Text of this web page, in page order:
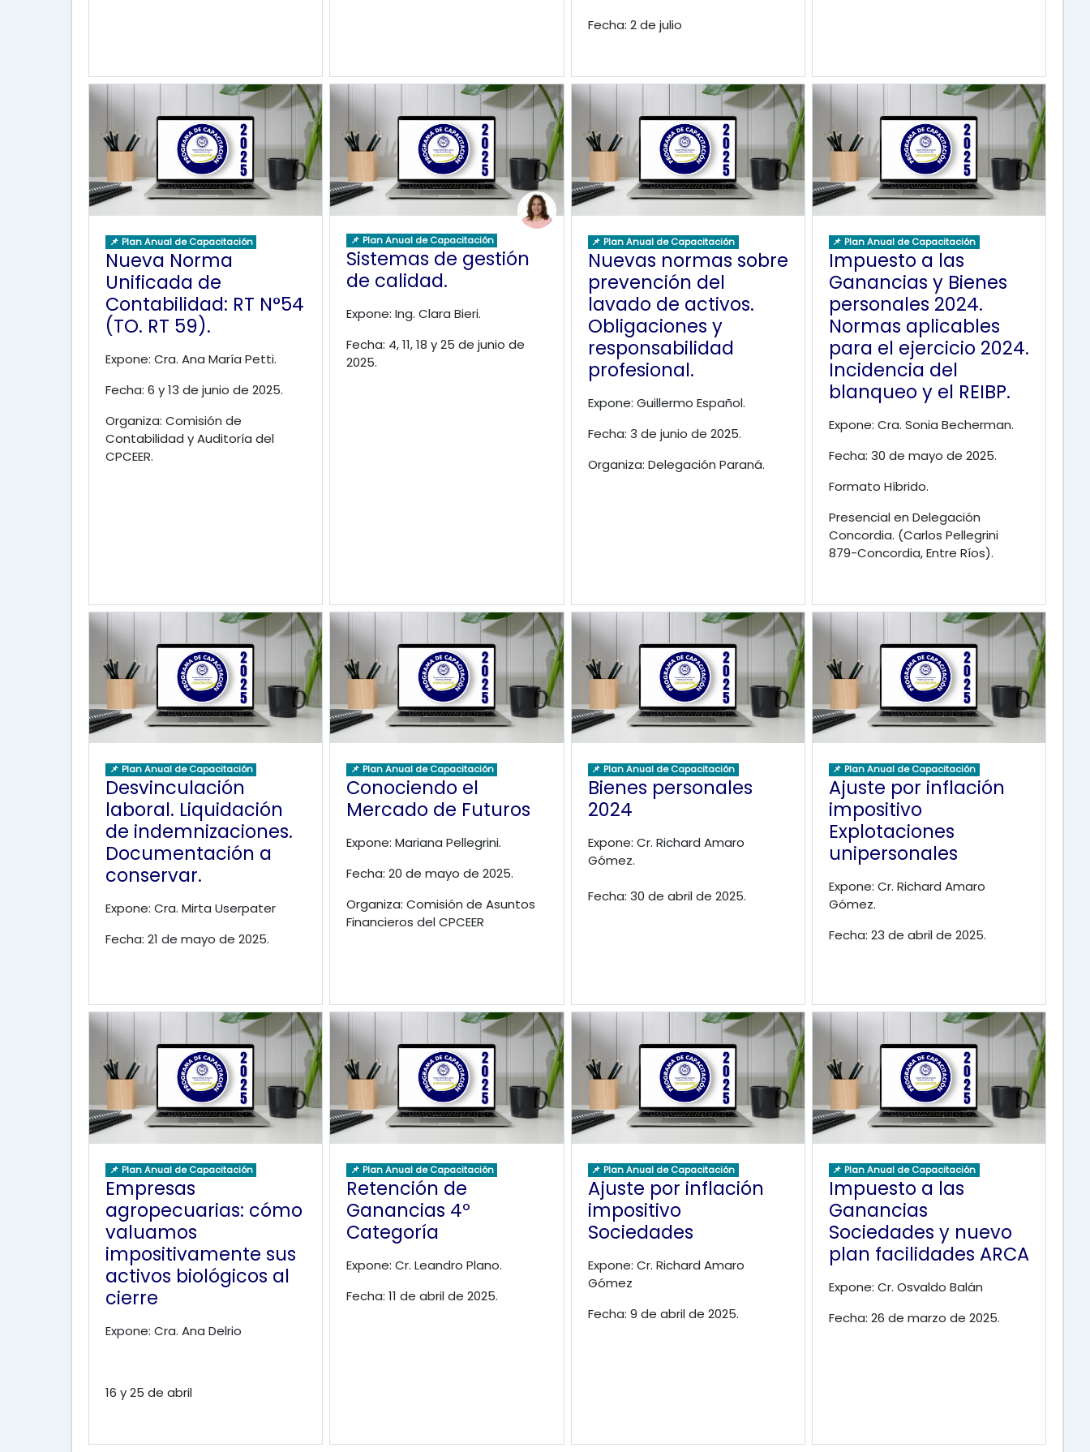
Fecha: 2 de julio
📌 Plan Anual de Capacitación
Nueva Norma
Unificada de
Contabilidad: RT N°54
(TO. RT 59).
Expone: Cra. Ana María Petti.
Fecha: 6 y 13 de junio de 2025.
Organiza: Comisión de
Contabilidad y Auditoría del
CPCEER.
📌 Plan Anual de Capacitación
Sistemas de gestión
de calidad.
Expone: Ing. Clara Bieri.
Fecha: 4, 11, 18 y 25 de junio de
2025.
📌 Plan Anual de Capacitación
Nuevas normas sobre
prevención del
lavado de activos.
Obligaciones y
responsabilidad
profesional.
Expone: Guillermo Español.
Fecha: 3 de junio de 2025.
Organiza: Delegación Paraná.
📌 Plan Anual de Capacitación
Impuesto a las
Ganancias y Bienes
personales 2024.
Normas aplicables
para el ejercicio 2024.
Incidencia del
blanqueo y el REIBP.
Expone: Cra. Sonia Becherman.
Fecha: 30 de mayo de 2025.
Formato Híbrido.
Presencial en Delegación
Concordia. (Carlos Pellegrini
879-Concordia, Entre Ríos).
📌 Plan Anual de Capacitación
Desvinculación
laboral. Liquidación
de indemnizaciones.
Documentación a
conservar.
Expone: Cra. Mirta Userpater
Fecha: 21 de mayo de 2025.
📌 Plan Anual de Capacitación
Conociendo el
Mercado de Futuros
Expone: Mariana Pellegrini.
Fecha: 20 de mayo de 2025.
Organiza: Comisión de Asuntos
Financieros del CPCEER
📌 Plan Anual de Capacitación
Bienes personales
2024
Expone: Cr. Richard Amaro
Gómez.
Fecha: 30 de abril de 2025.
📌 Plan Anual de Capacitación
Ajuste por inflación
impositivo
Explotaciones
unipersonales
Expone: Cr. Richard Amaro
Gómez.
Fecha: 23 de abril de 2025.
📌 Plan Anual de Capacitación
Empresas
agropecuarias: cómo
valuamos
impositivamente sus
activos biológicos al
cierre
Expone: Cra. Ana Delrio
16 y 25 de abril
📌 Plan Anual de Capacitación
Retención de
Ganancias 4º
Categoría
Expone: Cr. Leandro Plano.
Fecha: 11 de abril de 2025.
📌 Plan Anual de Capacitación
Ajuste por inflación
impositivo
Sociedades
Expone: Cr. Richard Amaro
Gómez
Fecha: 9 de abril de 2025.
📌 Plan Anual de Capacitación
Impuesto a las
Ganancias
Sociedades y nuevo
plan facilidades ARCA
Expone: Cr. Osvaldo Balán
Fecha: 26 de marzo de 2025.